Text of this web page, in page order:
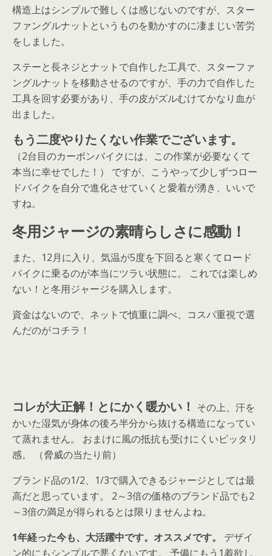
構造上はシンプルで難しくは感じないのですが、スター
ファングルナットというものを動かすのに凄まじい苦労
をしました。
ステーと長ネジとナットで自作した工具で、スターファ
ングルナットを移動させるのですが、手の力で自作した
工具を回す必要があり、手の皮がズルむけてかなり血が
出ました。
もう二度やりたくない作業でございます。
（2台目のカーボンバイクには、この作業が必要なくて
本当に幸せでした！） ですが、こうやって少しずつロー
ドバイクを自分で進化させていくと愛着が湧き、いいで
すね。
冬用ジャージの素晴らしさに感動！
また、12月に入り、気温が5度を下回ると寒くてロード
バイクに乗るのが本当にツラい状態に。 これでは楽しめ
ない！と冬用ジャージを購入します。
資金はないので、ネットで慎重に調べ、コスパ重視で選
んだのがコチラ！
コレが大正解！とにかく暖かい！ その上、汗を
かいた湿気が身体の後ろ半分から抜ける構造になってい
て蒸れません。 おまけに風の抵抗も受けにくいピッタリ
感。 （脅威の当たり前）
ブランド品の1/2、1/3で購入できるジャージとしては最
高だと思っています。 2～3倍の価格のブランド品でも2
～3倍の満足が得られるとは限りませんよね。
1年経った今も、大活躍中です。オススメです。
デザイ
ン的にもシンプルで悪くないです。 予備にもう1着欲し